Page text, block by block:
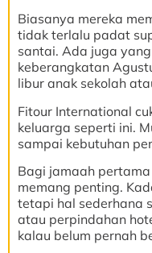
Biasanya mereka
tidak terlalu padat
santai. Ada juga
keberangkatan
libur anak sekolah
Fitour International
keluarga seperti ini.
sampai kebutuhan
Bagi jamaah
memang penting.
tetapi hal sederhana
atau perpindahan
kalau belum pernah